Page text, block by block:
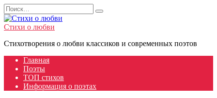
Перейти
к
содержанию
Search
for:
Стихи о любви
Стихотворения о любви классиков и современных поэтов
Главная
Поэты
ТОП стихов
Информация о поэтах